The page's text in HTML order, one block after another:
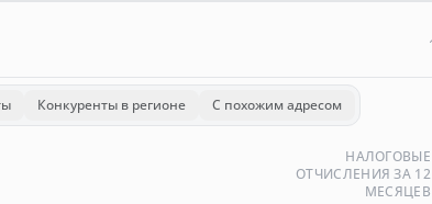
Конкуренты в регионе С похожим адресом
НАЛОГОВЫЕ
ОТЧИСЛЕНИЯ ЗА 12
МЕСЯЦЕВ